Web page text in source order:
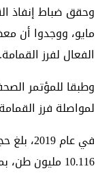
مايو، ووجدوا أن
الفعال لفرز القمامة.
وطبقا للمؤتمر
لمواصلة فرز
في عام
10.116 مليون طن، بمتوسط 27700 طن في اليوم.